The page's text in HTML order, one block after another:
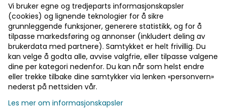
Vi bruker egne og tredjeparts informasjonskapsler
(cookies) og lignende teknologier for å sikre
grunnleggende funksjoner, generere statistikk, og for å
tilpasse markedsføring og annonser (inkludert deling av
brukerdata med partnere). Samtykket er helt frivillig. Du
kan velge å godta alle, avvise valgfrie, eller tilpasse valgene
dine per kategori nedenfor. Du kan når som helst endre
eller trekke tilbake dine samtykker via lenken «personvern»
nederst på nettsiden vår.
Les mer om informasjonskapsler